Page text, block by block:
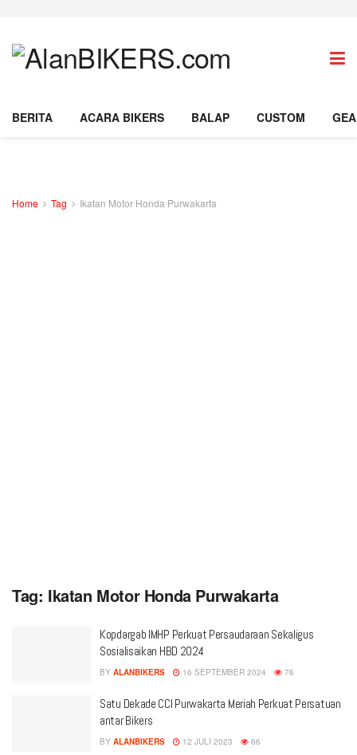
BERITA ACARA BIKERS BALAP CUSTOM
Home Tag Ikatan Motor Honda Purwakarta
Tag: Ikatan Motor Honda Purwakarta
Kopdargab IMHP Perkuat Persaudaraan Sekaligus
Sosialisaikan HBD 2024
BY ALANBIKERS 16 SEPTEMBER 2024 76
Satu Dekade CCI Purwakarta Meriah Perkuat Persatuan
antar Bikers
BY ALANBIKERS 12 JULI 2023 66